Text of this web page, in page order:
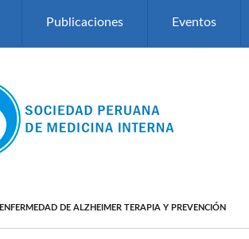
Publicaciones Eventos
ENFERMEDAD DE ALZHEIMER TERAPIA Y PREVENCIÓN